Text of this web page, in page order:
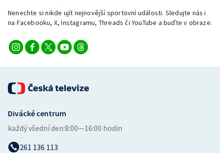
Nenechte si nikde ujít nejnovější sportovní události. Sledujte nás i
na Facebooku, X, Instagramu, Threads či YouTube a buďte v obraze.
Divácké centrum
každý všední den:8:00—16:00 hodin
261 136 113